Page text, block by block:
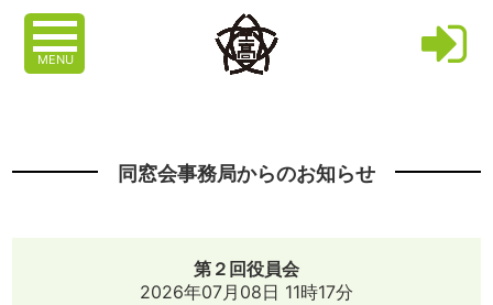
MENU
同窓会事務局からのお知らせ
第２回役員会
2026年07月08日 11時17分